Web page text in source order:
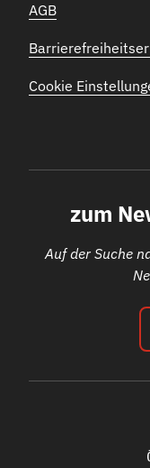
AGB
Cookie
zum
Auf der Suche